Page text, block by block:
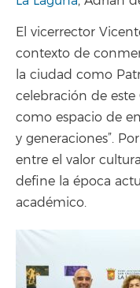
El vicerrector
contexto de
la ciudad como
celebración de
como espacio de
y generaciones”.
entre el valor
define la época
académico.